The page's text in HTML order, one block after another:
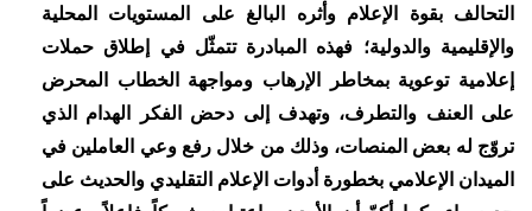
التحالف بقوة الإعلام وأثره البالغ على المستويات المحلية
والإقليمية والدولية؛ فهذه المبادرة تتمثّل في إطلاق حملات
إعلامية توعوية بمخاطر الإرهاب ومواجهة الخطاب المحرض
على العنف والتطرف، وتهدف إلى دحض الفكر الهدام الذي
تروّج له بعض المنصات، وذلك من خلال رفع وعي العاملين في
الميدان الإعلامي بخطورة أدوات الإعلام التقليدي والحديث على